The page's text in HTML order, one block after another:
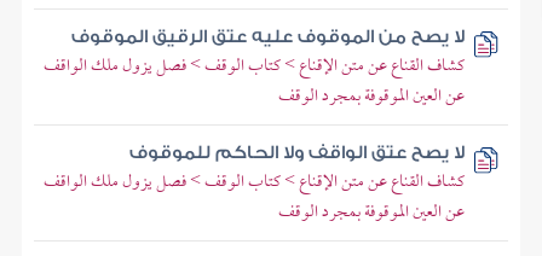
لا يصح من الموقوف عليه عتق الرقيق الموقوف
كشاف القناع عن متن الإقناع > كتاب الوقف > فصل يزول ملك الواقف
عن العين الموقوفة بمجرد الوقف
لا يصح عتق الواقف ولا الحاكم للموقوف
كشاف القناع عن متن الإقناع > كتاب الوقف > فصل يزول ملك الواقف
عن العين الموقوفة بمجرد الوقف